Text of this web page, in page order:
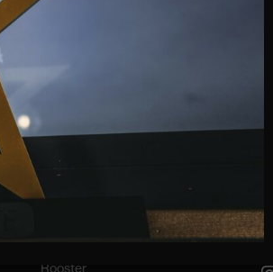
DIRECT NAAR
Rooster